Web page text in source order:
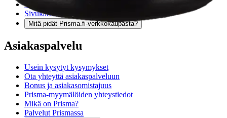
Vastuullisuus
Sivukartta
Mitä pidät Prisma.fi-verkkokaupasta?
Asiakaspalvelu
Usein kysytyt kysymykset
Ota yhteyttä asiakaspalveluun
Bonus ja asiakasomistajuus
Prisma-myymälöiden yhteystiedot
Mikä on Prisma?
Palvelut Prismassa